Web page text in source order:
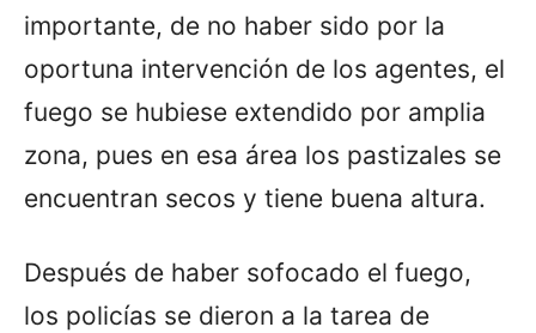
importante, de no haber sido por la
oportuna intervención de los agentes, el
fuego se hubiese extendido por amplia
zona, pues en esa área los pastizales se
encuentran secos y tiene buena altura.
Después de haber sofocado el fuego,
los policías se dieron a la tarea de